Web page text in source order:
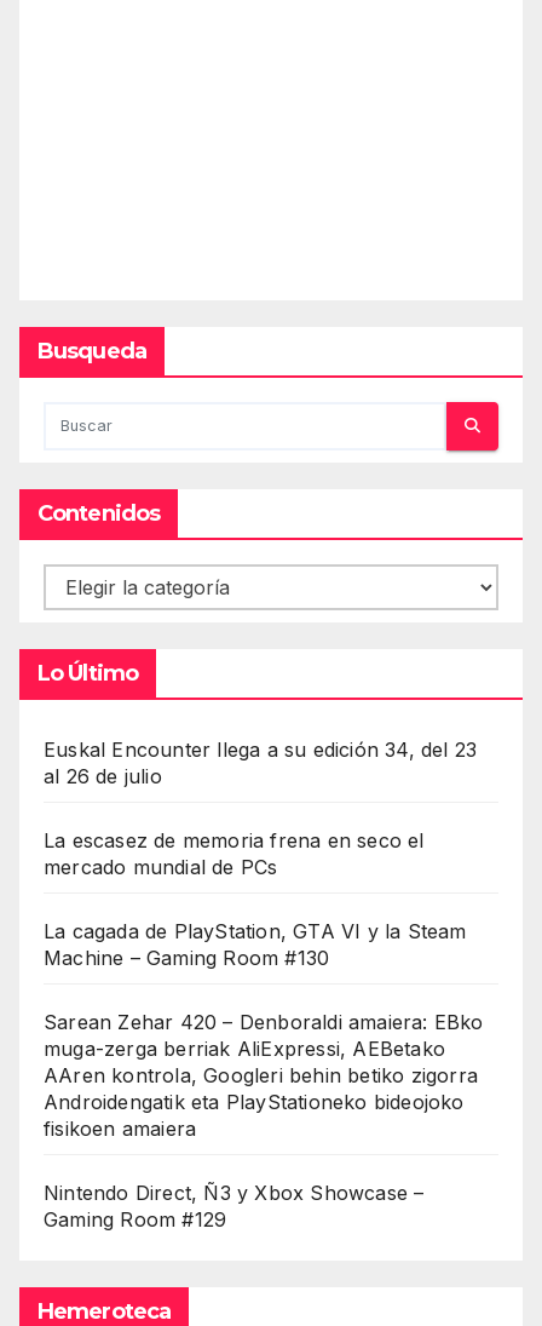
Busqueda
Contenidos
Contenidos
Lo Último
Euskal Encounter llega a su edición 34, del 23
al 26 de julio
La escasez de memoria frena en seco el
mercado mundial de PCs
La cagada de PlayStation, GTA VI y la Steam
Machine – Gaming Room #130
Sarean Zehar 420 – Denboraldi amaiera: EBko
muga-zerga berriak AliExpressi, AEBetako
AAren kontrola, Googleri behin betiko zigorra
Androidengatik eta PlayStationeko bideojoko
fisikoen amaiera
Nintendo Direct, Ñ3 y Xbox Showcase –
Gaming Room #129
Hemeroteca